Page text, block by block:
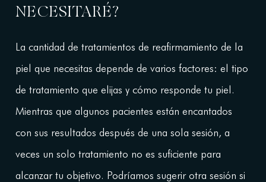
NECESITARÉ?
La cantidad de tratamientos de reafirmamiento de la
piel que necesitas depende de varios factores: el tipo
de tratamiento que elijas y cómo responde tu piel.
Mientras que algunos pacientes están encantados
con sus resultados después de una sola sesión, a
veces un solo tratamiento no es suficiente para
alcanzar tu objetivo. Podríamos sugerir otra sesión si